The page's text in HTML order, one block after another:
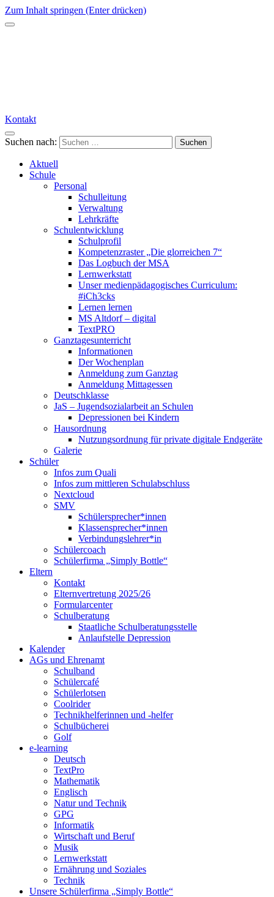
Zum Inhalt springen (Enter drücken)
Kontakt
Suchen nach:
Aktuell
Schule
Personal
Schulleitung
Verwaltung
Lehrkräfte
Schulentwicklung
Schulprofil
Kompetenzraster „Die glorreichen 7“
Das Logbuch der MSA
Lernwerkstatt
Unser medienpädagogisches Curriculum:
#iCh3cks
Lernen lernen
MS Altdorf – digital
TextPRO
Ganztagesunterricht
Informationen
Der Wochenplan
Anmeldung zum Ganztag
Anmeldung Mittagessen
Deutschklasse
JaS – Jugendsozialarbeit an Schulen
Depressionen bei Kindern
Hausordnung
Nutzungsordnung für private digitale Endgeräte
Galerie
Schüler
Infos zum Quali
Infos zum mittleren Schulabschluss
Nextcloud
SMV
Schülersprecher*innen
Klassensprecher*innen
Verbindungslehrer*in
Schülercoach
Schülerfirma „Simply Bottle“
Eltern
Kontakt
Elternvertretung 2025/26
Formularcenter
Schulberatung
Staatliche Schulberatungsstelle
Anlaufstelle Depression
Kalender
AGs und Ehrenamt
Schulband
Schülercafé
Schülerlotsen
Coolrider
Technikhelferinnen und -helfer
Schulbücherei
Golf
e-learning
Deutsch
TextPro
Mathematik
Englisch
Natur und Technik
GPG
Informatik
Wirtschaft und Beruf
Musik
Lernwerkstatt
Ernährung und Soziales
Technik
Unsere Schülerfirma „Simply Bottle“